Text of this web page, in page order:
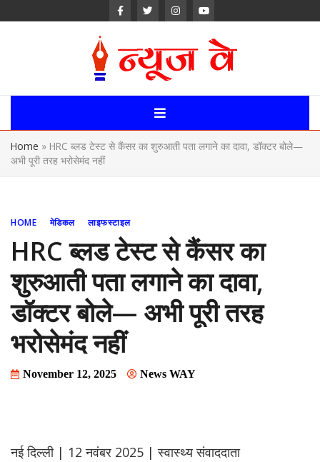
News Way:
Uttarakhand,
Uttar Pardesh,
Portal
Home » HRC ब्लड टेस्ट से कैंसर का शुरुआती पता लगाने का दावा, डॉक्टर बोले—
अभी पूरी तरह भरोसेमंद नहीं
HOME मेडिकल लाइफस्टाइल
HRC ब्लड टेस्ट से कैंसर का
शुरुआती पता लगाने का दावा,
डॉक्टर बोले— अभी पूरी तरह
भरोसेमंद नहीं
November 12, 2025 News WAY
नई दिल्ली | 12 नवंबर 2025 | स्वास्थ्य संवाददाता